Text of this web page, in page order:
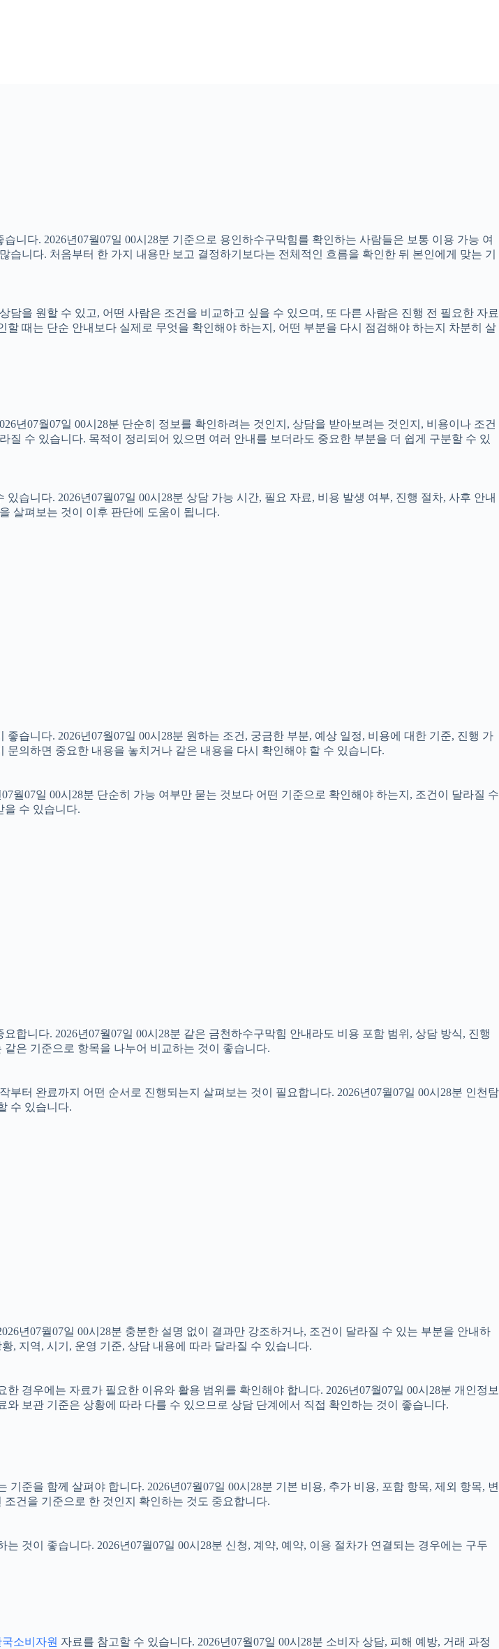
니다. 2026년07월07일 00시28분 기준으로 용인하수구막힘를 확인하는 사람들은 보통 이용 가능 여
니다. 처음부터 한 가지 내용만 보고 결정하기보다는 전체적인 흐름을 확인한 뒤 본인에게 맞는 기
을 원할 수 있고, 어떤 사람은 조건을 비교하고 싶을 수 있으며, 또 다른 사람은 진행 전 필요한 자료
때는 단순 안내보다 실제로 무엇을 확인해야 하는지, 어떤 부분을 다시 점검해야 하는지 차분히 살
년07월07일 00시28분 단순히 정보를 확인하려는 것인지, 상담을 받아보려는 것인지, 비용이나 조건
수 있습니다. 목적이 정리되어 있으면 여러 안내를 보더라도 중요한 부분을 더 쉽게 구분할 수 있
습니다. 2026년07월07일 00시28분 상담 가능 시간, 필요 자료, 비용 발생 여부, 진행 절차, 사후 안내
살펴보는 것이 이후 판단에 도움이 됩니다.
습니다. 2026년07월07일 00시28분 원하는 조건, 궁금한 부분, 예상 일정, 비용에 대한 기준, 진행 가
의하면 중요한 내용을 놓치거나 같은 내용을 다시 확인해야 할 수 있습니다.
07일 00시28분 단순히 가능 여부만 묻는 것보다 어떤 기준으로 확인해야 하는지, 조건이 달라질 수
을 수 있습니다.
니다. 2026년07월07일 00시28분 같은 금천하수구막힘 안내라도 비용 포함 범위, 상담 방식, 진행
은 기준으로 항목을 나누어 비교하는 것이 좋습니다.
터 완료까지 어떤 순서로 진행되는지 살펴보는 것이 필요합니다. 2026년07월07일 00시28분 인천탐
수 있습니다.
년07월07일 00시28분 충분한 설명 없이 결과만 강조하거나, 조건이 달라질 수 있는 부분을 안내하
, 지역, 시기, 운영 기준, 상담 내용에 따라 달라질 수 있습니다.
경우에는 자료가 필요한 이유와 활용 범위를 확인해야 합니다. 2026년07월07일 00시28분 개인정보
와 보관 기준은 상황에 따라 다를 수 있으므로 상담 단계에서 직접 확인하는 것이 좋습니다.
준을 함께 살펴야 합니다. 2026년07월07일 00시28분 기본 비용, 추가 비용, 포함 항목, 제외 항목, 변
건을 기준으로 한 것인지 확인하는 것도 중요합니다.
것이 좋습니다. 2026년07월07일 00시28분 신청, 계약, 예약, 이용 절차가 연결되는 경우에는 구두
국소비자원 자료를 참고할 수 있습니다. 2026년07월07일 00시28분 소비자 상담, 피해 예방, 거래 과정